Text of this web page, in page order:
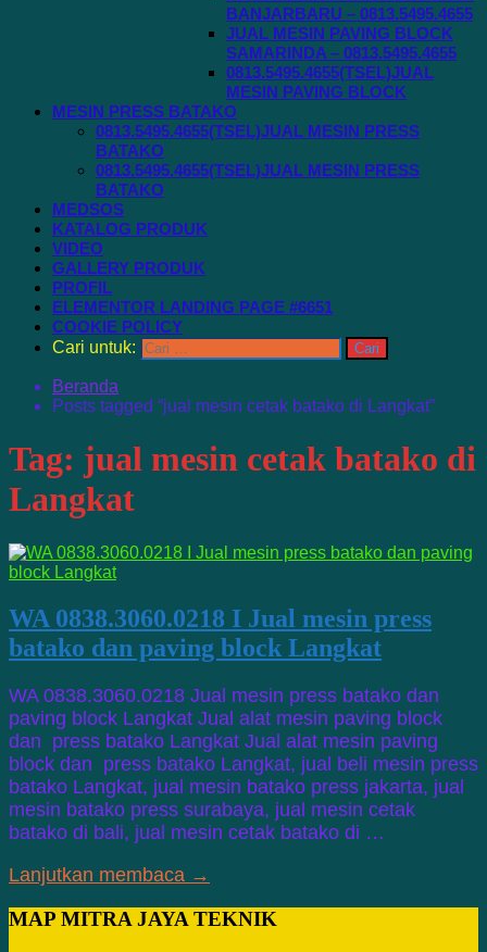
BANJARBARU – 0813.5495.4655
JUAL MESIN PAVING BLOCK
SAMARINDA – 0813.5495.4655
0813.5495.4655(TSEL)JUAL
MESIN PAVING BLOCK
MESIN PRESS BATAKO
0813.5495.4655(TSEL)JUAL MESIN PRESS
BATAKO
0813.5495.4655(TSEL)JUAL MESIN PRESS
BATAKO
MEDSOS
KATALOG PRODUK
VIDEO
GALLERY PRODUK
PROFIL
ELEMENTOR LANDING PAGE #6651
COOKIE POLICY
Cari untuk:
Beranda
Posts tagged “jual mesin cetak batako di Langkat”
Tag: jual mesin cetak batako di
Langkat
WA 0838.3060.0218 I Jual mesin press
batako dan paving block Langkat
WA 0838.3060.0218 Jual mesin press batako dan
paving block Langkat Jual alat mesin paving block
dan press batako Langkat Jual alat mesin paving
block dan press batako Langkat, jual beli mesin press
batako Langkat, jual mesin batako press jakarta, jual
mesin batako press surabaya, jual mesin cetak
batako di bali, jual mesin cetak batako di …
Lanjutkan membaca →
MAP MITRA JAYA TEKNIK